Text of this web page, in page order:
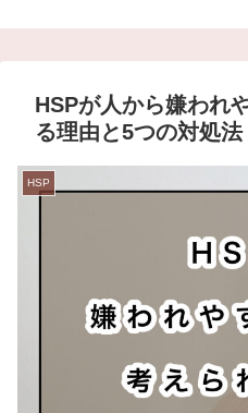
HSPが人から嫌われ
る理由と5つの対処法
HSP